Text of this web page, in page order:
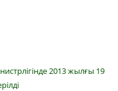
2013 жылғы 19